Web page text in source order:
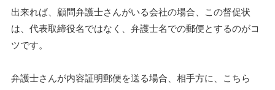
出来れば、顧問弁護士さんがいる会社の場合、この督促状
は、代表取締役名ではなく、弁護士名での郵便とするのがコ
ツです。
弁護士さんが内容証明郵便を送る場合、相手方に、こちら